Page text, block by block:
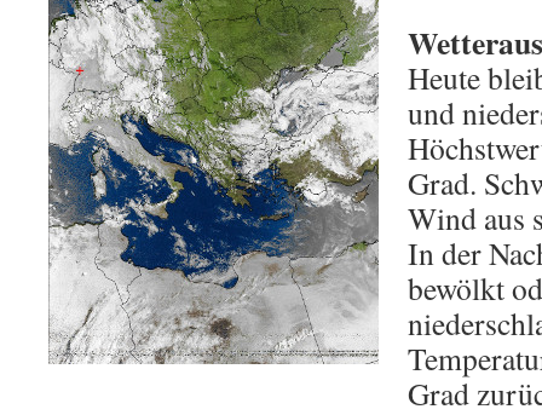
Heute
und
Grad.
Wind aus
In der
bewölkt
Grad